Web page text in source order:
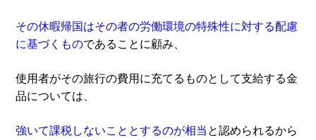
その休暇帰国はその者の労働環境の特殊性に対する配慮
に基づくものであることに顧み、
使用者がその旅行の費用に充てるものとして支給する金
品については、
強いて課税しないこととするのが相当 と認められるから